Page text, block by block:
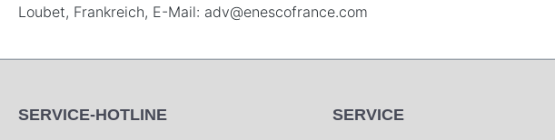
Loubet, Frankreich, E-Mail: adv@enescofrance.com
SERVICE-HOTLINE SERVICE